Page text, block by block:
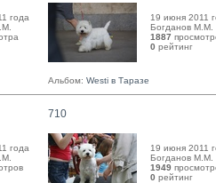
года
19 июня 2011
Богданов М.М.
1887
0 рейтинг
Альбом: Westi в Таразе
года
710
19 июня 2011
Богданов М.М.
1949
0 рейтинг